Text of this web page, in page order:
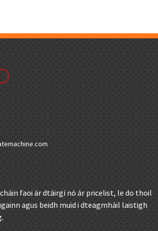
faoi ár dtáirgí nó ár pricelist, le do thoil
agus beidh muid i dteagmháil laistigh